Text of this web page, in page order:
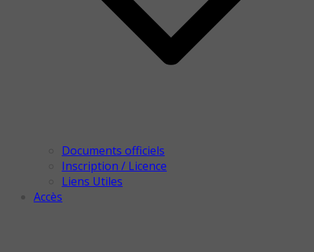
Documents officiels
Inscription / Licence
Liens Utiles
Accès